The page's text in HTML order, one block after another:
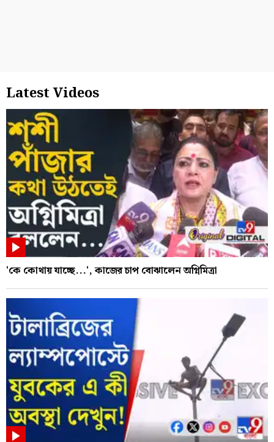
Latest Videos
'কে কোথায় যাচ্ছে...', কাজের চাপ বোঝালেন অগ্নিমিত্রা